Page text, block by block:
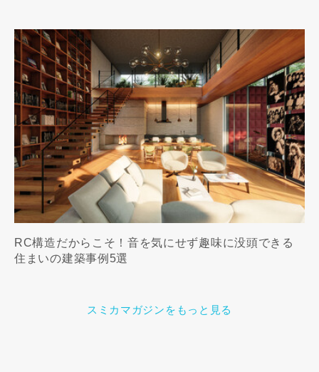
RC構造だからこそ！音を気にせず趣味に没頭できる
住まいの建築事例5選
スミカマガジンをもっと見る